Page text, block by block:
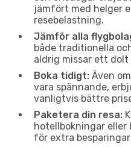
jämfört med helger
resebelastning.
Jämför alla
både traditionella
aldrig missar ett dolt
Boka tidigt: Även
vara spännande,
vanligtvis bättre
Paketera din resa:
hotellbokningar
för extra